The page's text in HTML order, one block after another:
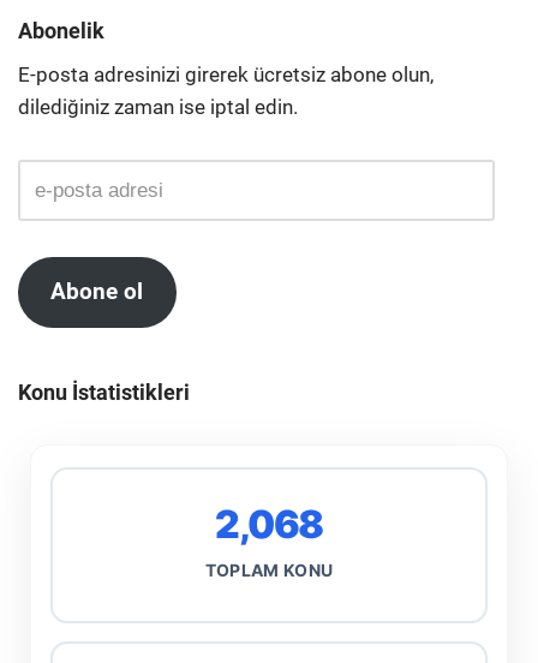
Abonelik
E-posta adresinizi girerek ücretsiz abone olun,
dilediğiniz zaman ise iptal edin.
Abone ol
Konu İstatistikleri
2,068
TOPLAM KONU